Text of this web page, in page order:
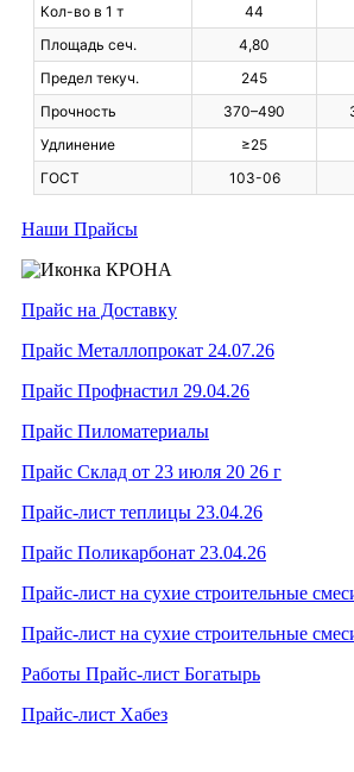
Кол-во в 1 т
44
Площадь сеч.
4,80
Предел текуч.
245
Прочность
370–490
Удлинение
≥25
ГОСТ
103-06
Наши Прайсы
Прайс на Доставку
Прайс Металлопрокат 24.07.26
Прайс Профнастил 29.04.26
Прайс Пиломатериалы
Прайс Склад от 23 июля 20 26 г
Прайс-лист теплицы 23.04.26
Прайс Поликарбонат 23.04.26
Прайс-лист на сухие строительные
Прайс-лист на сухие строительные
Работы Прайс-лист Богатырь
Прайс-лист Хабез